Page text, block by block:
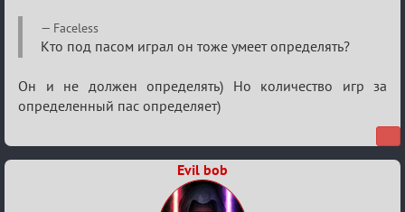
Re:
Кальк
Faceless
Кто под пасом играл он тоже умеет определять?
Он и не должен определять) Но количество игр за
определенный пас определяет)
Evil bob